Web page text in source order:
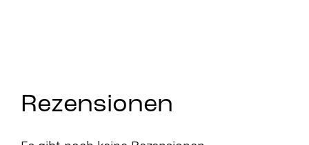
Rezensionen